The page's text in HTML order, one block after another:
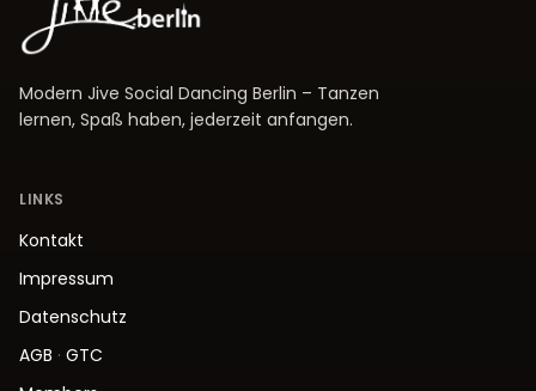
Modern Jive Social Dancing Berlin – Tanzen
lernen, Spaß haben, jederzeit anfangen.
LINKS
Kontakt
Impressum
Datenschutz
AGB · GTC